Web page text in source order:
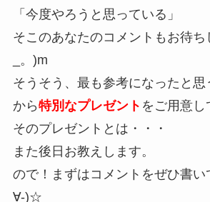
「今度やろうと思っている」
そこのあなたのコメントもお待ち
_。)m
そうそう、最も参考になったと思
から特別なプレゼント をご用意し
そのプレゼントとは・・・
また後日お教えします。
ので！まずはコメントをぜひ書い
∀-)☆